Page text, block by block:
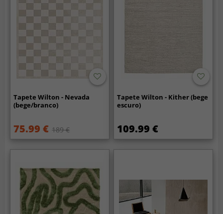
Tapete Wilton - Nevada
(bege/branco)
75.99 € 189 €
Tapete Wilton - Kither (bege
escuro)
109.99 €